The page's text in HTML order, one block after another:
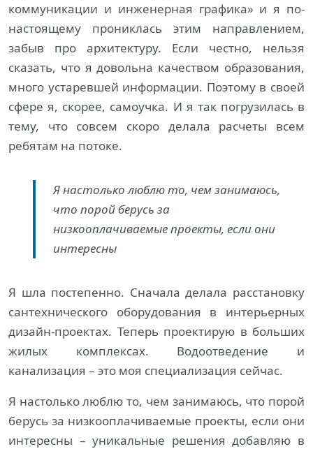
коммуникации и инженерная графика» и я по-
настоящему прониклась этим направлением,
забыв про архитектуру. Если честно, нельзя
сказать, что я довольна качеством образования,
много устаревшей информации. Поэтому в своей
сфере я, скорее, самоучка. И я так погрузилась в
тему, что совсем скоро делала расчеты всем
ребятам на потоке.
Я настолько люблю то, чем занимаюсь,
что порой берусь за
низкооплачиваемые проекты, если они
интересны
Я шла постепенно. Сначала делала расстановку
сантехнического оборудования в интерьерных
дизайн-проектах. Теперь проектирую в больших
жилых комплексах. Водоотведение и
канализация – это моя специализация сейчас.
Я настолько люблю то, чем занимаюсь, что порой
берусь за низкооплачиваемые проекты, если они
интересны – уникальные решения добавляю в